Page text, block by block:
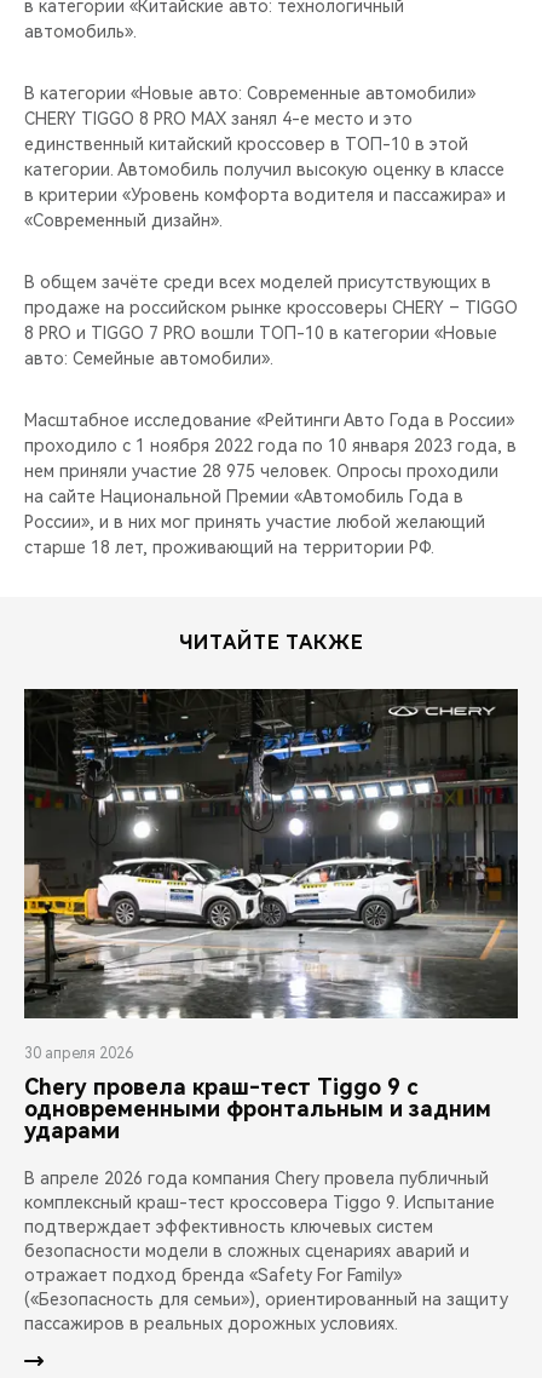
в категории «Китайские авто: технологичный
автомобиль».
В категории «Новые авто: Современные автомобили»
CHERY TIGGO 8 PRO MAX занял 4-е место и это
единственный китайский кроссовер в ТОП-10 в этой
категории. Автомобиль получил высокую оценку в классе
в критерии «Уровень комфорта водителя и пассажира» и
«Современный дизайн».
В общем зачёте среди всех моделей присутствующих в
продаже на российском рынке кроссоверы CHERY – TIGGO
8 PRO и TIGGO 7 PRO вошли ТОП-10 в категории «Новые
авто: Семейные автомобили».
Масштабное исследование «Рейтинги Авто Года в России»
проходило с 1 ноября 2022 года по 10 января 2023 года, в
нем приняли участие 28 975 человек. Опросы проходили
на сайте Национальной Премии «Автомобиль Года в
России», и в них мог принять участие любой желающий
старше 18 лет, проживающий на территории РФ.
ЧИТАЙТЕ ТАКЖЕ
30 апреля 2026
Chery провела краш-тест Tiggo 9 с
одновременными фронтальным и задним
ударами
В апреле 2026 года компания Chery провела публичный
комплексный краш-тест кроссовера Tiggo 9. Испытание
подтверждает эффективность ключевых систем
безопасности модели в сложных сценариях аварий и
отражает подход бренда «Safety For Family»
(«Безопасность для семьи»), ориентированный на защиту
пассажиров в реальных дорожных условиях.